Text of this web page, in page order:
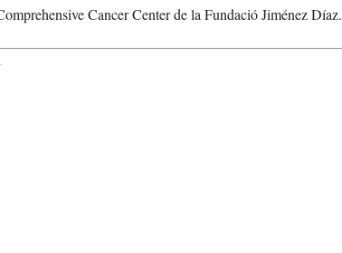
Cancer Center de la Fundació Jiménez Díaz.